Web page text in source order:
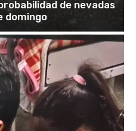
de nevadas
domingo